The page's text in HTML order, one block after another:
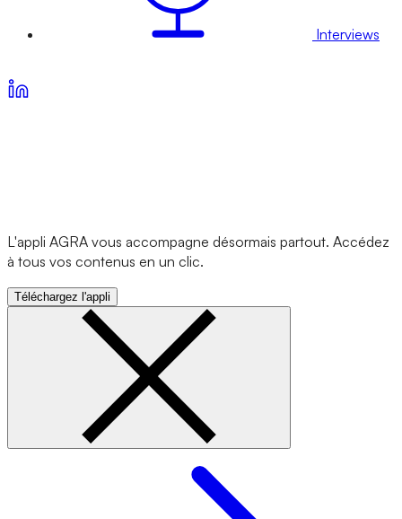
Interviews
L'appli AGRA vous accompagne désormais partout. Accédez
à tous vos contenus en un clic.
Téléchargez l'appli